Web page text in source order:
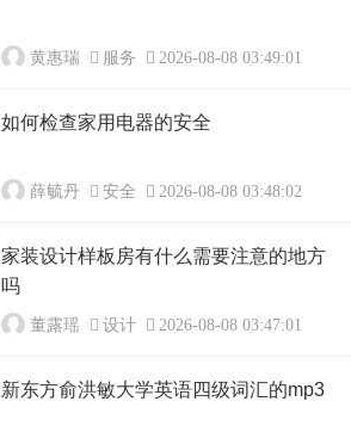
黄惠瑞 服务 2026-08-08 03:49:01
如何检查家用电器的安全
薛毓丹 安全 2026-08-08 03:48:02
家装设计样板房有什么需要注意的地方
吗
董露瑶 设计 2026-08-08 03:47:01
新东方俞洪敏大学英语四级词汇的mp3